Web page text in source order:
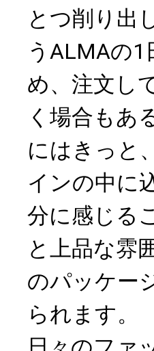
とつ削り出
うALMAの1
め、注文し
く場合もあ
にはきっと
インの中に
分に感じる
と上品な雰
のパッケー
られます。